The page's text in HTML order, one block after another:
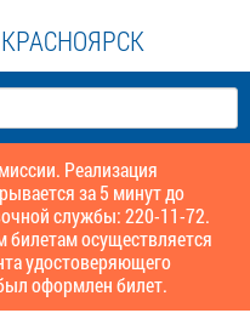
Реализация
за 5 минут до
службы: 220-11-72.
билетам осуществляется
удостоверяющего
оформлен билет.